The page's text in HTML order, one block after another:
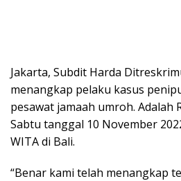
Jakarta, Subdit Harda
menangkap pelaku kasus
pesawat jamaah umroh. Adalah
Sabtu tanggal 10 November
WITA di Bali.
“Benar kami telah menangkap